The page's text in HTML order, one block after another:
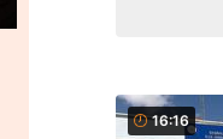
16:16